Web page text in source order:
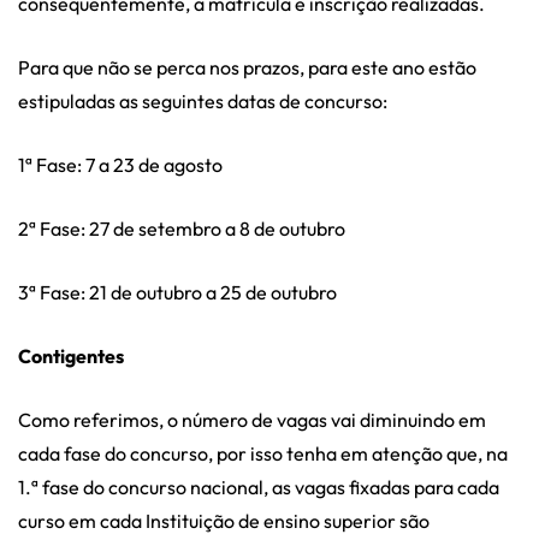
Para que não se perca nos prazos, para este ano estão
estipuladas as seguintes datas de concurso:
1ª Fase: 7 a 23 de agosto
2ª Fase: 27 de setembro a 8 de outubro
3ª Fase: 21 de outubro a 25 de outubro
Contigentes
Como referimos, o número de vagas vai diminuindo em
cada fase do concurso, por isso tenha em atenção que, na
1.ª fase do concurso nacional, as vagas fixadas para cada
curso em cada Instituição de ensino superior são